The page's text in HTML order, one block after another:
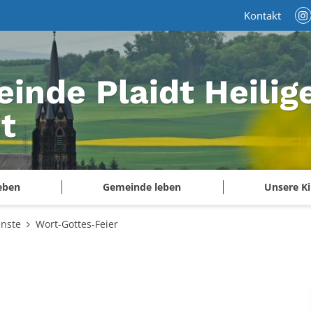
Plaidt
Gemeinde leben Unsere
Kontakt
Wort-Gottes-Feier